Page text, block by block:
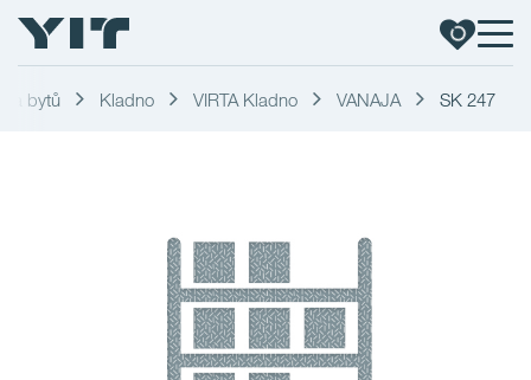
bytů Kladno VIRTA Kladno VANAJA SK 247